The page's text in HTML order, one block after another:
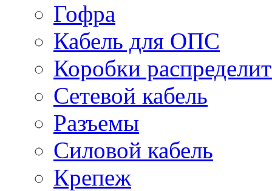
Гофра
Кабель для ОПС
Коробки
Сетевой кабель
Разъемы
Силовой кабель
Крепеж